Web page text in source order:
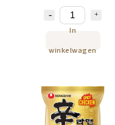
In
winkelwagen